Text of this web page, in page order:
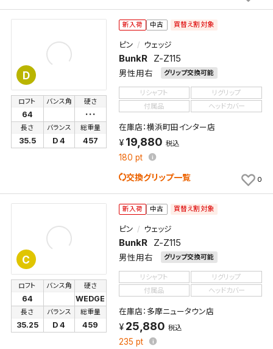
D
新入荷 中古 買替え割対象
ピン ウェッジ
BunkR Z-Z115
男性用右 グリップ交換可能
ロフト
64
バンス角 硬さ
･･･
長さ
35.5
バランス
D 4
総重量
457
リシャフト
リグリップ
付属品
ヘッドカバー
在庫店：横浜町田インター店
19,880 税込
180 pt
交換グリップ一覧 0
C
新入荷 中古 買替え割対象
ピン ウェッジ
BunkR Z-Z115
男性用右 グリップ交換可能
ロフト
64
バンス角 硬さ
WEDGE
長さ
35.25
バランス
D 4
総重量
459
リシャフト
リグリップ
付属品
ヘッドカバー
在庫店：多摩ニュータウン店
25,880 税込
235 pt